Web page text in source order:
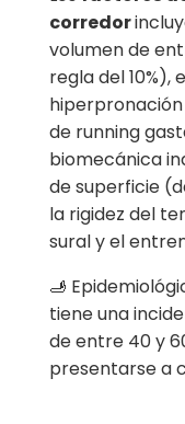
corredor
volumen de
regla del 10%),
de running
biomecánica
de superficie
la rigidez del
sural y el
🫸
tiene una
de entre 40 y
presentarse a